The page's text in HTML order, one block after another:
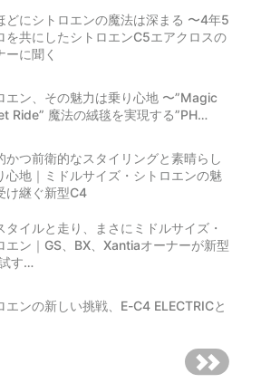
どにシトロエンの魔法は深まる 〜4年5
を共にしたシトロエンC5エアクロスの
ーに聞く
エン、その魅力は乗り心地 〜”Magic
Ride” 魔法の絨毯を実現する”PH…
かつ前衛的なスタイリングと素晴らし
心地｜ミドルサイズ・シトロエンの魅
け継ぐ新型C4
タイルと走り、まさにミドルサイズ・
エン｜GS、BX、Xantiaオーナーが新型
す…
エンの新しい挑戦、E-C4 ELECTRICと